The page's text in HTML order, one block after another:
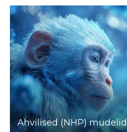
Ahvilised (NHP) mudelid